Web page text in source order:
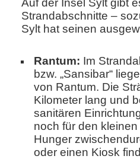
Auf der Insel Sylt gibt
Strandabschnitte –
Sylt hat seinen
Rantum: Im
bzw. „Sansibar“
von Rantum. Die
Kilometer lang und
sanitären
noch für den
Hunger
oder einen Kiosk